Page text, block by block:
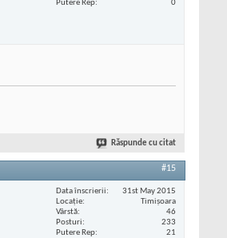
Putere Rep
0
Răspunde cu citat
#15
Data înscrierii
31st May 2015
Locaţie
Timișoara
Vârstă
46
Posturi
233
Putere Rep
21